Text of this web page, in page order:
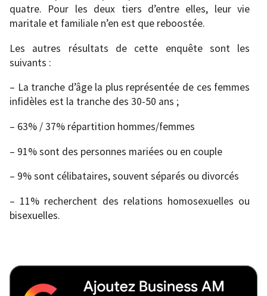
quatre. Pour les deux tiers d’entre elles, leur vie
maritale et familiale n’en est que reboostée.
Les autres résultats de cette enquête sont les
suivants :
– La tranche d’âge la plus représentée de ces femmes
infidèles est la tranche des 30-50 ans ;
– 63% / 37% répartition hommes/femmes
– 91% sont des personnes mariées ou en couple
– 9% sont célibataires, souvent séparés ou divorcés
– 11% recherchent des relations homosexuelles ou
bisexuelles.